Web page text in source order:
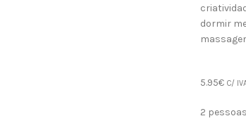
dormir
5.95€ C/
2